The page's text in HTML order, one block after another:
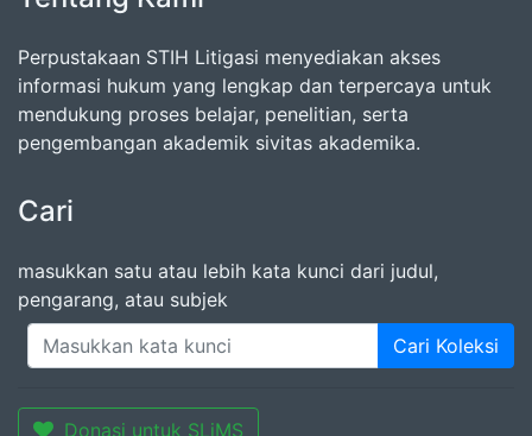
Perpustakaan STIH Litigasi menyediakan akses
informasi hukum yang lengkap dan terpercaya untuk
mendukung proses belajar, penelitian, serta
pengembangan akademik sivitas akademika.
Cari
masukkan satu atau lebih kata kunci dari judul,
pengarang, atau subjek
Cari Koleksi
Donasi untuk SLiMS